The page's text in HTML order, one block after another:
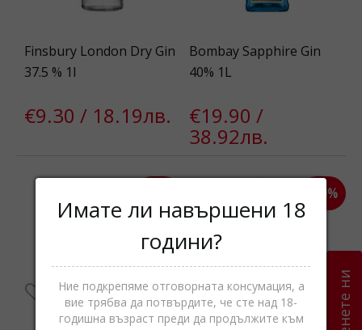
Finsbury London Dry Gin
37.5 % 1l
€9.30 / 18.19лв.
Bombay Sapphire Gin
40% 1L
€19.90 /
38.92лв.
-20%
Оценете ни
Имате ли навършени 18
години?
Ние подкрепяме отговорната консумация, а
вие трябва да потвърдите, че сте над 18-
годишна възраст преди да продължите към